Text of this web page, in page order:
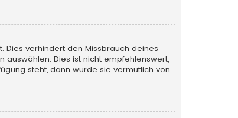
Dies verhindert den Missbrauch deines
auswählen. Dies ist nicht empfehlenswert,
steht, dann wurde sie vermutlich von